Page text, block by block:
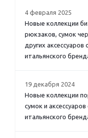
4 февраля 2025
Новые коллекции
рюкзаков, сумок
других аксессуаров
итальянского
19 декабря 2024
Новые коллекции
сумок и аксессуаров
итальянского